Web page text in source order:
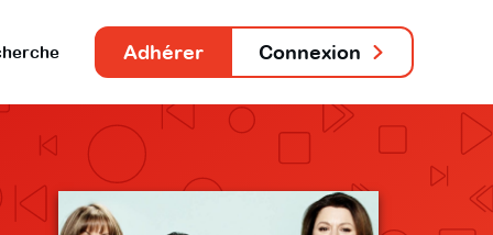
Adhérer Connexion